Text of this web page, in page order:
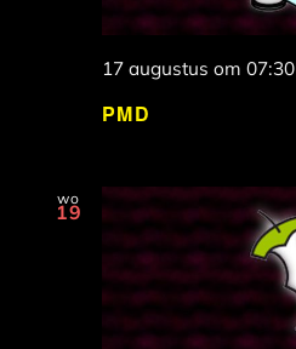
PMD
17 augustus om 07:30
wo
19